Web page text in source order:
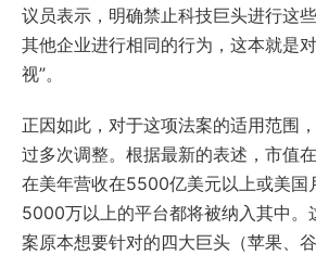
议员表示，明确禁止科技巨头进行这
其他企业进行相同的行为，这本就是
视”。
正因如此，对于这项法案的适用范围
过多次调整。根据最新的表述，市值
在美年营收在5500亿美元以上或美国
5000万以上的平台都将被纳入其中。
案原本想要针对的四大巨头（苹果、谷